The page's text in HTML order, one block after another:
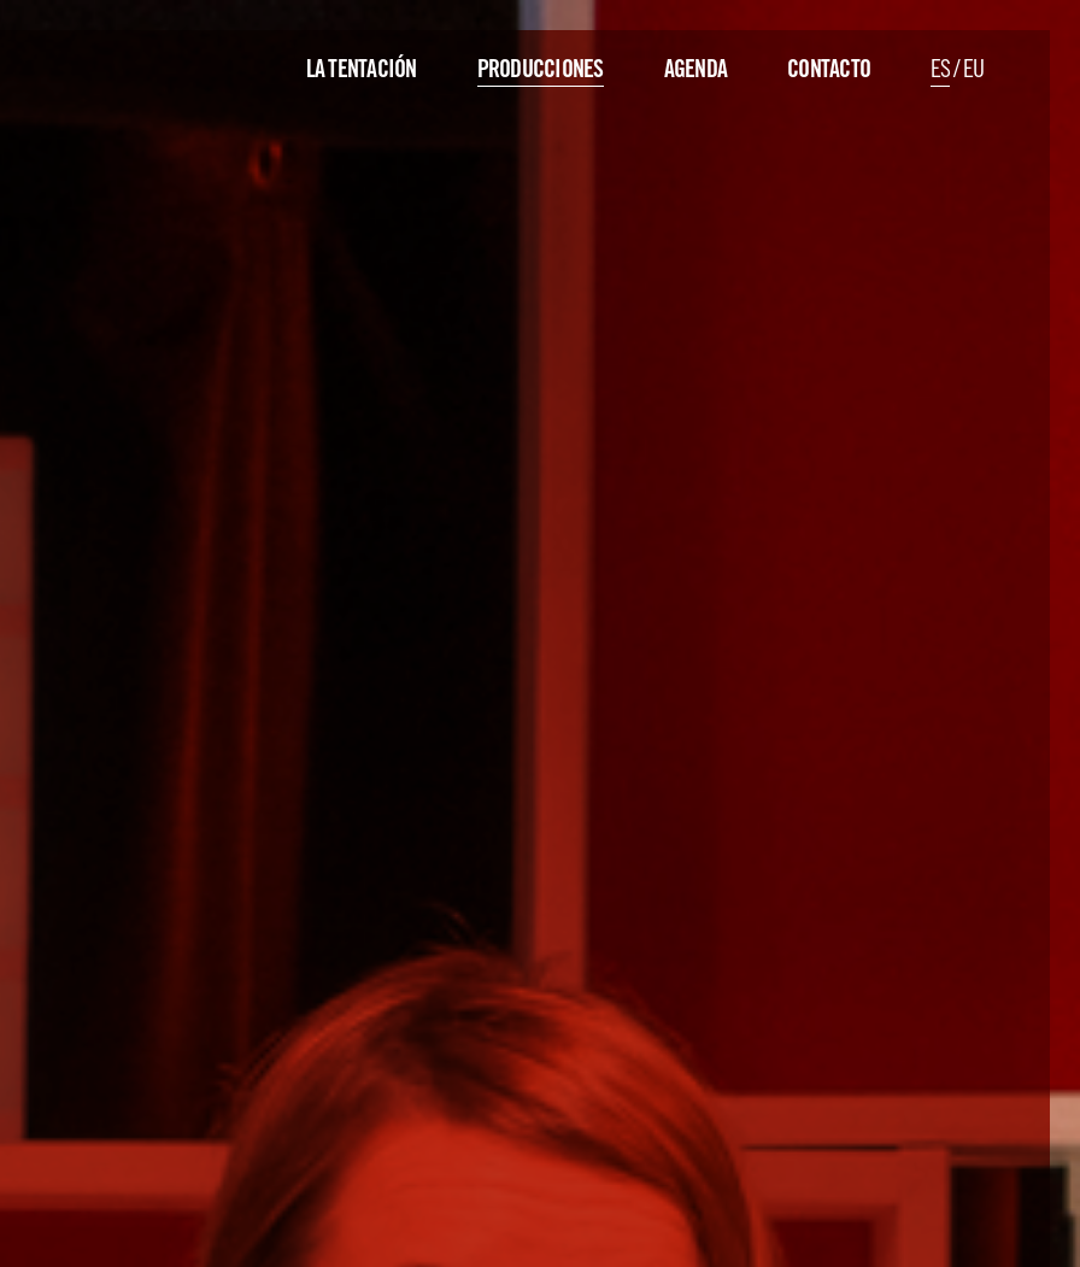
LA TENTACIÓN PRODUCCIONES AGENDA CONTACTO ES/ EU